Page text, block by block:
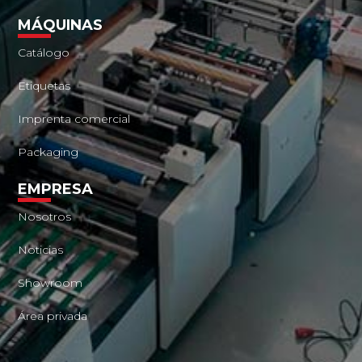
MÁQUINAS
Catálogo
Etiquetas
Imprenta comercial
Packaging
EMPRESA
Nosotros
Noticias
Showroom
Área privada